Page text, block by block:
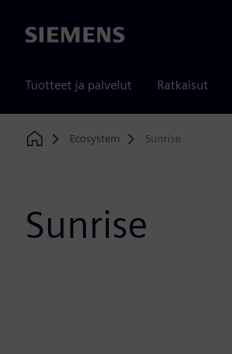
Siemens
Tuotteet ja palvelut Ratkaisut
Home
Ecosystem Sunrise
Sunrise